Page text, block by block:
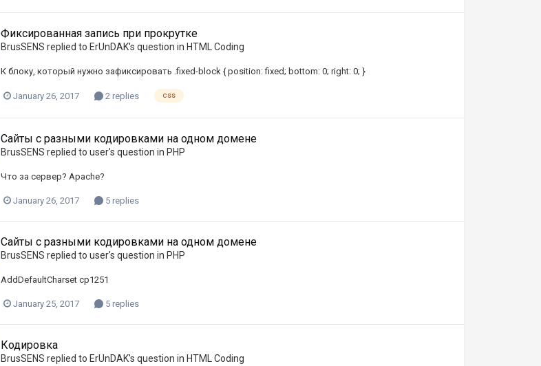
Фиксированная запись при прокрутке
BrusSENS replied to ErUnDAK's question in HTML Coding
К блоку, который нужно зафиксировать .fixed-block { position: fixed; bottom: 0; right: 0; }
January 26, 2017 2 replies css
Сайты с разными кодировками на одном домене
BrusSENS replied to user's question in PHP
Что за сервер? Apache?
January 26, 2017 5 replies
Сайты с разными кодировками на одном домене
BrusSENS replied to user's question in PHP
AddDefaultCharset cp1251
January 25, 2017 5 replies
Кодировка
BrusSENS replied to ErUnDAK's question in HTML Coding